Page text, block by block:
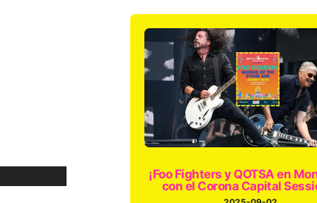
¡Foo Fighters y QOTSA en
con el Corona Capital